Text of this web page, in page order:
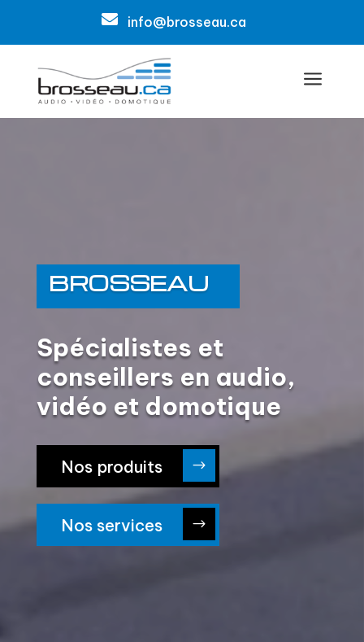
 info@brosseau.ca
a
BROSSEAU
Spécialistes et
conseillers en audio,
vidéo et domotique
Nos produits
Nos services